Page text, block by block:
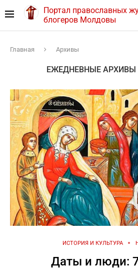
Портал православных
блогеров Молдовы
Главная Архивы
ЕЖЕДНЕВНЫЕ АРХИВЫ
ИСТОРИЯ И КУЛЬТУРА
Даты и люди: